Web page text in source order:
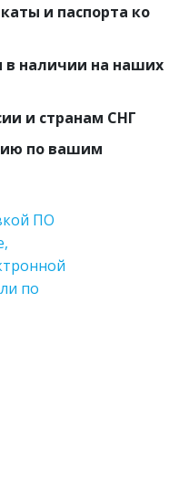
и паспорта ко
в наличии на наших
и странам СНГ
по вашим
ПО
по